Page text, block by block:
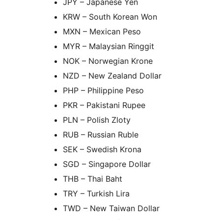
JPY – Japanese Yen
KRW – South Korean Won
MXN – Mexican Peso
MYR – Malaysian Ringgit
NOK – Norwegian Krone
NZD – New Zealand Dollar
PHP – Philippine Peso
PKR – Pakistani Rupee
PLN – Polish Zloty
RUB – Russian Ruble
SEK – Swedish Krona
SGD – Singapore Dollar
THB – Thai Baht
TRY – Turkish Lira
TWD – New Taiwan Dollar